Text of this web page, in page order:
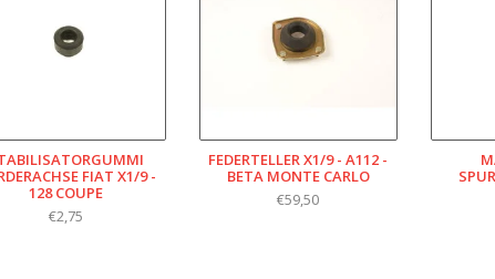
FIAT X1/9 -
128 COUPE
€2,75
FEDERTELLER X1/9 - A112 -
BETA MONTE CARLO
€59,50